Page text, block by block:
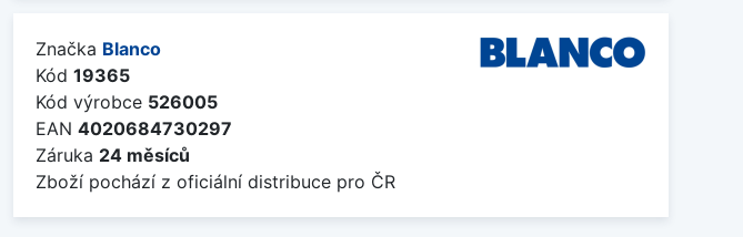
Značka Blanco
Kód 19365
Kód výrobce 526005
EAN 4020684730297
Záruka 24 měsíců
Zboží pochází z oficiální distribuce pro ČR